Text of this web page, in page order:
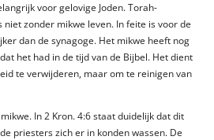
voor gelovige Joden. Torah-
niet zonder mikwe leven. In feite is voor de
dan de synagoge. Het mikwe heeft nog
het had in de tijd van de Bijbel. Het dient
te verwijderen, maar om te reinigen van
In 2 Kron. 4:6 staat duidelijk dat dit
priesters zich er in konden wassen. De